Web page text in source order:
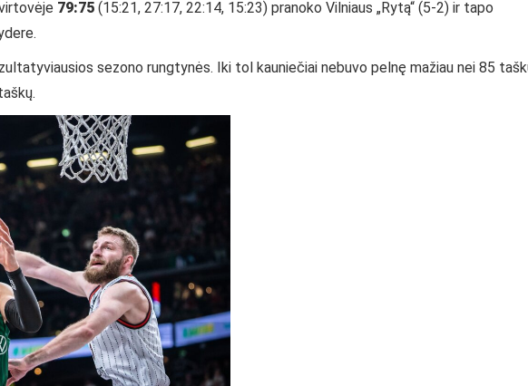
79:75 (15:21, 27:17, 22:14, 15:23) pranoko Vilniaus „Rytą“ (5-2) ir tapo
sezono rungtynės. Iki tol kauniečiai nebuvo pelnę mažiau nei 85